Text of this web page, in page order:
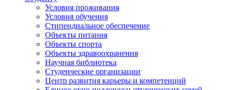
Условия проживания
Условия обучения
Стипендиальное обеспечение
Объекты питания
Объекты спорта
Объекты здравоохранения
Научная библиотека
Студенческие организации
Центр развития карьеры и компетенций